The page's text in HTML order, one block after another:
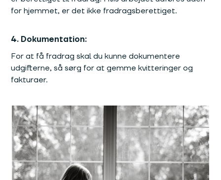
for hjemmet, er det ikke fradragsberettiget.
4. Dokumentation:
For at få fradrag skal du kunne dokumentere
udgifterne, så sørg for at gemme kvitteringer og
fakturaer.